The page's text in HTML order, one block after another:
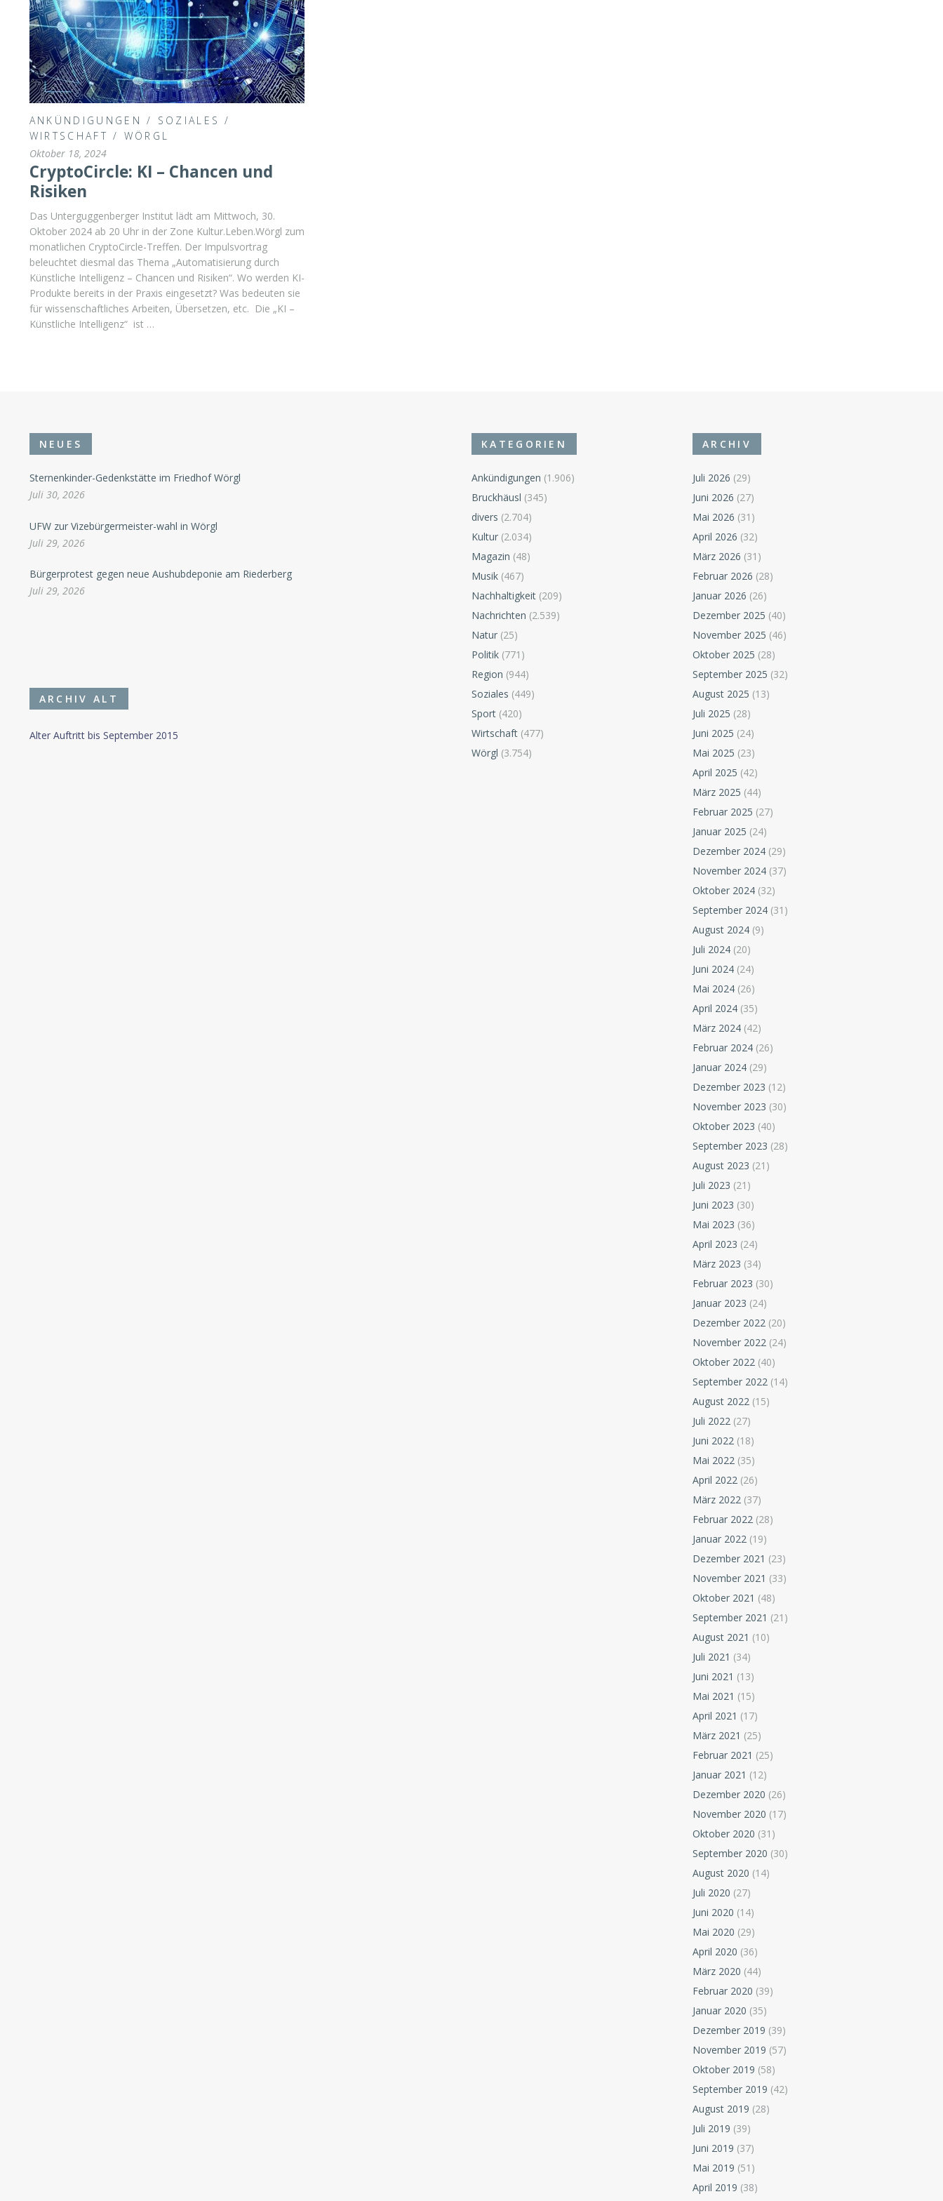
ANKÜNDIGUNGEN / SOZIALES /
WIRTSCHAFT / WÖRGL
Oktober 18, 2024
CryptoCircle: KI – Chancen und
Risiken
Das Unterguggenberger Institut lädt am Mittwoch, 30.
Oktober 2024 ab 20 Uhr in der Zone Kultur.Leben.Wörgl zum
monatlichen CryptoCircle-Treffen. Der Impulsvortrag
beleuchtet diesmal das Thema „Automatisierung durch
Künstliche Intelligenz – Chancen und Risiken“. Wo werden KI-
Produkte bereits in der Praxis eingesetzt? Was bedeuten sie
für wissenschaftliches Arbeiten, Übersetzen, etc. Die „KI –
Künstliche Intelligenz“ ist …
NEUES
Sternenkinder-Gedenkstätte im Friedhof Wörgl
Juli 30, 2026
UFW zur Vizebürgermeister-wahl in Wörgl
Juli 29, 2026
Bürgerprotest gegen neue Aushubdeponie am Riederberg
Juli 29, 2026
ARCHIV ALT
Alter Auftritt bis September 2015
KATEGORIEN
Ankündigungen (1.906)
Bruckhäusl (345)
divers (2.704)
Kultur (2.034)
Magazin (48)
Musik (467)
Nachhaltigkeit (209)
Nachrichten (2.539)
Natur (25)
Politik (771)
Region (944)
Soziales (449)
Sport (420)
Wirtschaft (477)
Wörgl (3.754)
ARCHIV
Juli 2026 (29)
Juni 2026 (27)
Mai 2026 (31)
April 2026 (32)
März 2026 (31)
Februar 2026 (28)
Januar 2026 (26)
Dezember 2025 (40)
November 2025 (46)
Oktober 2025 (28)
September 2025 (32)
August 2025 (13)
Juli 2025 (28)
Juni 2025 (24)
Mai 2025 (23)
April 2025 (42)
März 2025 (44)
Februar 2025 (27)
Januar 2025 (24)
Dezember 2024 (29)
November 2024 (37)
Oktober 2024 (32)
September 2024 (31)
August 2024 (9)
Juli 2024 (20)
Juni 2024 (24)
Mai 2024 (26)
April 2024 (35)
März 2024 (42)
Februar 2024 (26)
Januar 2024 (29)
Dezember 2023 (12)
November 2023 (30)
Oktober 2023 (40)
September 2023 (28)
August 2023 (21)
Juli 2023 (21)
Juni 2023 (30)
Mai 2023 (36)
April 2023 (24)
März 2023 (34)
Februar 2023 (30)
Januar 2023 (24)
Dezember 2022 (20)
November 2022 (24)
Oktober 2022 (40)
September 2022 (14)
August 2022 (15)
Juli 2022 (27)
Juni 2022 (18)
Mai 2022 (35)
April 2022 (26)
März 2022 (37)
Februar 2022 (28)
Januar 2022 (19)
Dezember 2021 (23)
November 2021 (33)
Oktober 2021 (48)
September 2021 (21)
August 2021 (10)
Juli 2021 (34)
Juni 2021 (13)
Mai 2021 (15)
April 2021 (17)
März 2021 (25)
Februar 2021 (25)
Januar 2021 (12)
Dezember 2020 (26)
November 2020 (17)
Oktober 2020 (31)
September 2020 (30)
August 2020 (14)
Juli 2020 (27)
Juni 2020 (14)
Mai 2020 (29)
April 2020 (36)
März 2020 (44)
Februar 2020 (39)
Januar 2020 (35)
Dezember 2019 (39)
November 2019 (57)
Oktober 2019 (58)
September 2019 (42)
August 2019 (28)
Juli 2019 (39)
Juni 2019 (37)
Mai 2019 (51)
April 2019 (38)